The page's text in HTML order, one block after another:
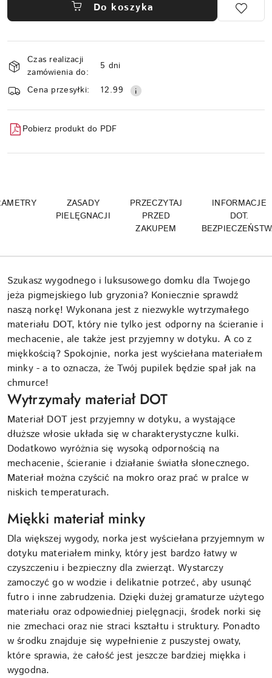
Do koszyka
Dostępność
i
dostawa
Czas realizacji
zamówienia do:
5 dni
Cena przesyłki:
12.99
Pobierz produkt do PDF
ZASADY
PIELĘGNACJI
PRZECZYTAJ
PRZED
ZAKUPEM
INFORMACJE
DOT.
Szukasz wygodnego i luksusowego domku dla Twojego
jeża pigmejskiego lub gryzonia? Koniecznie sprawdź
naszą norkę! Wykonana jest z niezwykle wytrzymałego
materiału DOT, który nie tylko jest odporny na ścieranie i
mechacenie, ale także jest przyjemny w dotyku. A co z
miękkością? Spokojnie, norka jest wyściełana materiałem
minky - a to oznacza, że Twój pupilek będzie spał jak na
chmurce!
Wytrzymały materiał DOT
Materiał DOT jest przyjemny w dotyku, a wystające
dłuższe włosie układa się w charakterystyczne kulki.
Dodatkowo wyróżnia się wysoką odpornością na
mechacenie, ścieranie i działanie światła słonecznego.
Materiał można czyścić na mokro oraz prać w pralce w
niskich temperaturach.
Miękki materiał minky
Dla większej wygody, norka jest wyściełana przyjemnym w
dotyku materiałem minky, który jest bardzo łatwy w
czyszczeniu i bezpieczny dla zwierząt. Wystarczy
zamoczyć go w wodzie i delikatnie potrzeć, aby usunąć
futro i inne zabrudzenia. Dzięki dużej gramaturze użytego
materiału oraz odpowiedniej pielęgnacji, środek norki się
nie zmechaci oraz nie straci kształtu i struktury. Ponadto
w środku znajduje się wypełnienie z puszystej owaty,
które sprawia, że całość jest jeszcze bardziej miękka i
wygodna.